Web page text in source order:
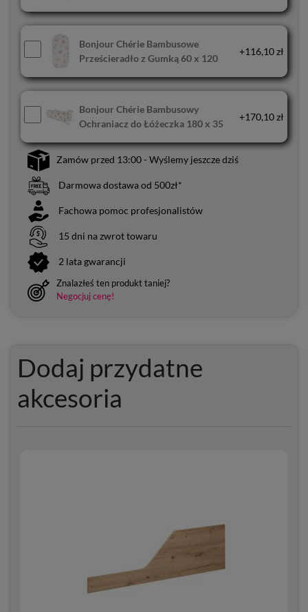
Bonjour Chérie Bambusowe
Prześcieradło z Gumką 60 x 120
+116,10 zł
Bonjour Chérie Bambusowy
Ochraniacz do Łóżeczka 180 x 35
+170,10 zł
Zamów przed 13:00 - Wyślemy jeszcze dziś
Darmowa dostawa od 500zł*
Fachowa pomoc profesjonalistów
15 dni na zwrot towaru
2 lata gwarancji
Znalazłeś ten produkt taniej?
Negocjuj cenę!
Dodaj przydatne
akcesoria